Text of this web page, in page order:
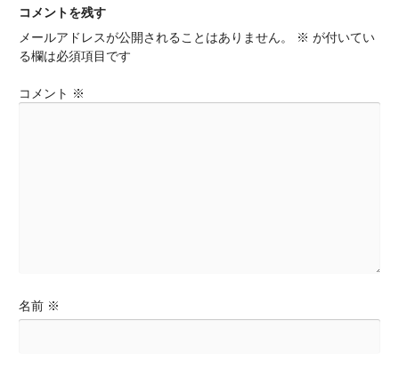
ナ
ビ
ゲ
シ
ョ
コメントを残す
メールアドレスが公開されることはありません。
※ が付いてい
る欄は必須項目です
コメント ※
名前 ※